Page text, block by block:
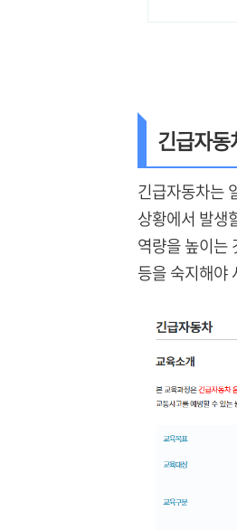
긴급자동
긴급자동차는
상황에서 발생
역량을 높이는
등을 숙지해야